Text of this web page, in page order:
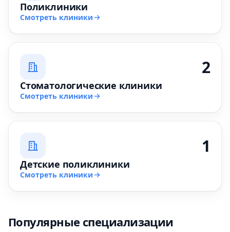
Поликлиники
Смотреть клиники
2
Стоматологические клиники
Смотреть клиники
1
Детские поликлиники
Смотреть клиники
Популярные специализации